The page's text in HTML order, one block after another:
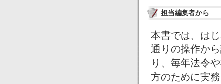
担当編集者から
本書では、は
通りの操作か
り、毎年法令
方のために実